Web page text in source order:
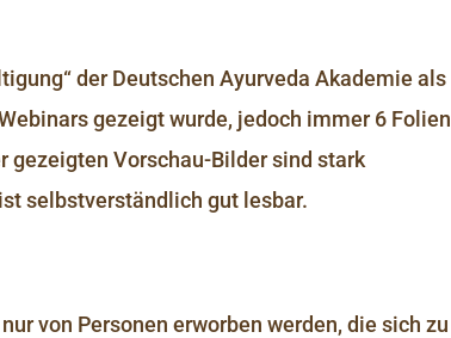
der Deutschen Ayurveda Akademie als
gezeigt wurde, jedoch immer 6 Folien
gezeigten Vorschau-Bilder sind stark
selbstverständlich gut lesbar.
von Personen erworben werden, die sich zu